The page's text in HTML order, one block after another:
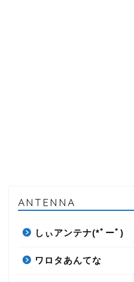
ANTENNA
しぃアンテナ(*ﾟーﾟ)
ワロタあんてな